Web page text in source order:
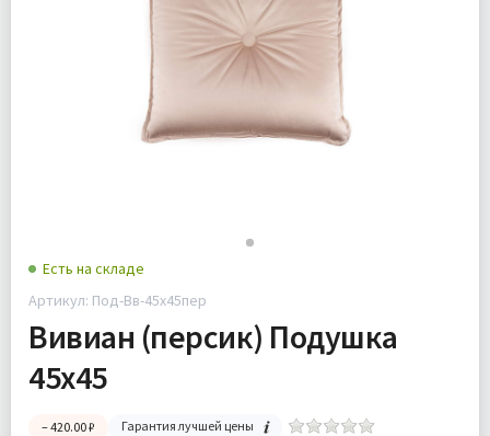
Есть на складе
Артикул: Под-Вв-45х45пер
Вивиан (персик) Подушка
45х45
– 420.00 ₽ Гарантия лучшей цены